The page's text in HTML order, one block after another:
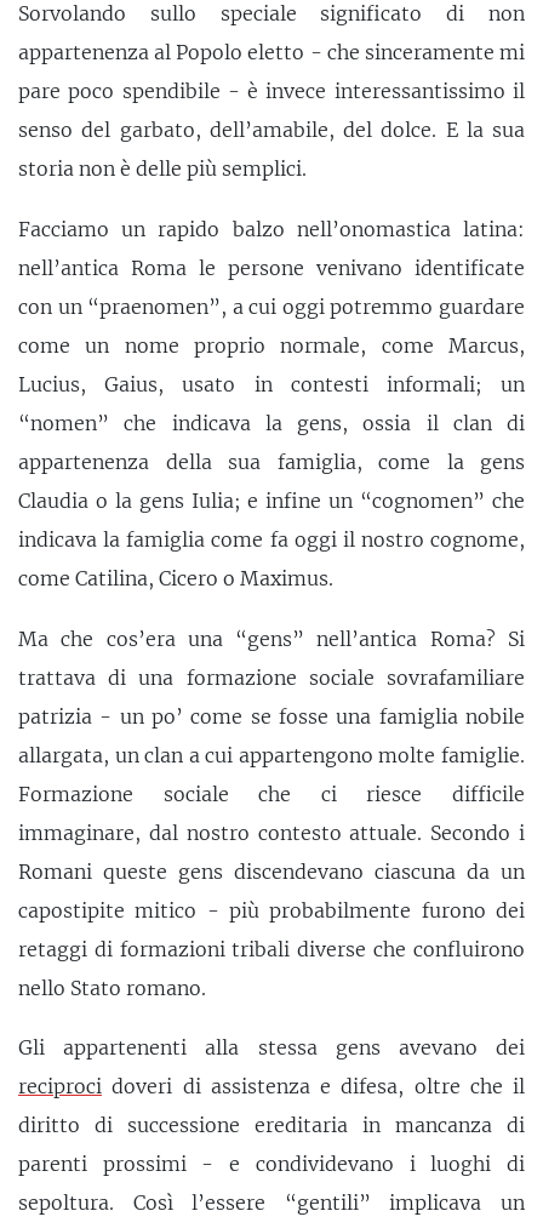
Sorvolando sullo speciale significato di non
appartenenza al Popolo eletto - che sinceramente mi
pare poco spendibile - è invece interessantissimo il
senso del garbato, dell’amabile, del dolce. E la sua
storia non è delle più semplici.
Facciamo un rapido balzo nell’onomastica latina:
nell’antica Roma le persone venivano identificate
con un “praenomen”, a cui oggi potremmo guardare
come un nome proprio normale, come Marcus,
Lucius, Gaius, usato in contesti informali; un
“nomen” che indicava la gens, ossia il clan di
appartenenza della sua famiglia, come la gens
Claudia o la gens Iulia; e infine un “cognomen” che
indicava la famiglia come fa oggi il nostro cognome,
come Catilina, Cicero o Maximus.
Ma che cos’era una “gens” nell’antica Roma? Si
trattava di una formazione sociale sovrafamiliare
patrizia - un po’ come se fosse una famiglia nobile
allargata, un clan a cui appartengono molte famiglie.
Formazione sociale che ci riesce difficile
immaginare, dal nostro contesto attuale. Secondo i
Romani queste gens discendevano ciascuna da un
capostipite mitico - più probabilmente furono dei
retaggi di formazioni tribali diverse che confluirono
nello Stato romano.
Gli appartenenti alla stessa gens avevano dei
reciproci doveri di assistenza e difesa, oltre che il
diritto di successione ereditaria in mancanza di
parenti prossimi - e condividevano i luoghi di
sepoltura. Così l’essere “gentili” implicava un